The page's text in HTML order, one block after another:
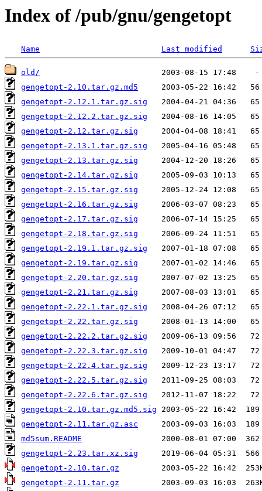
Index of /pub/gnu/gengetopt
Name Last modified
old/
gengetopt-2.10.tar.gz.md5
gengetopt-2.12.1.tar.gz.sig
gengetopt-2.12.2.tar.gz.sig
gengetopt-2.12.tar.gz.sig
gengetopt-2.13.1.tar.gz.sig
gengetopt-2.13.tar.gz.sig
gengetopt-2.14.tar.gz.sig
gengetopt-2.15.tar.gz.sig
gengetopt-2.16.tar.gz.sig
gengetopt-2.17.tar.gz.sig
gengetopt-2.18.tar.gz.sig
gengetopt-2.19.1.tar.gz.sig
gengetopt-2.19.tar.gz.sig
gengetopt-2.20.tar.gz.sig
gengetopt-2.21.tar.gz.sig
gengetopt-2.22.1.tar.gz.sig
gengetopt-2.22.tar.gz.sig
gengetopt-2.22.2.tar.gz.sig
gengetopt-2.22.3.tar.gz.sig
gengetopt-2.22.4.tar.gz.sig
gengetopt-2.22.5.tar.gz.sig
gengetopt-2.22.6.tar.gz.sig
gengetopt-2.10.tar.gz.md5.sig
gengetopt-2.11.tar.gz.asc
md5sum.README
gengetopt-2.23.tar.xz.sig
gengetopt-2.10.tar.gz
gengetopt-2.11.tar.gz